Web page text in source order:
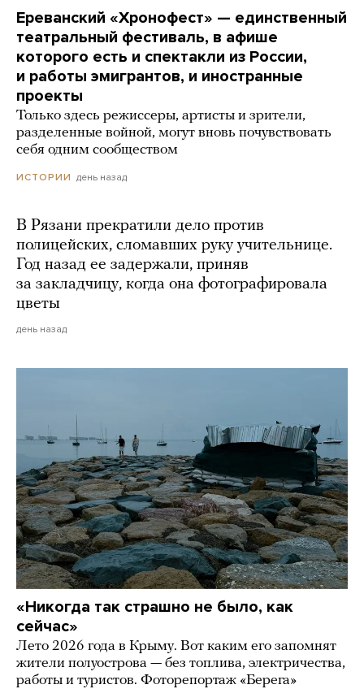
Ереванский «Хронофест» — единственный
театральный фестиваль, в афише
которого есть и спектакли из России,
и работы эмигрантов, и иностранные
проекты
Только здесь режиссеры, артисты и зрители,
разделенные войной, могут вновь почувствовать
себя одним сообществом
ИСТОРИИ день назад
В Рязани прекратили дело против
полицейских, сломавших руку учительнице.
Год назад ее задержали, приняв
за закладчицу, когда она фотографировала
цветы
день назад
«Никогда так страшно не было, как
сейчас»
Лето 2026 года в Крыму. Вот каким его запомнят
жители полуострова — без топлива, электричества,
работы и туристов. Фоторепортаж «Берега»